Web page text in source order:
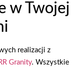
w Twojej
realizacji z
Granity. Wszystkie